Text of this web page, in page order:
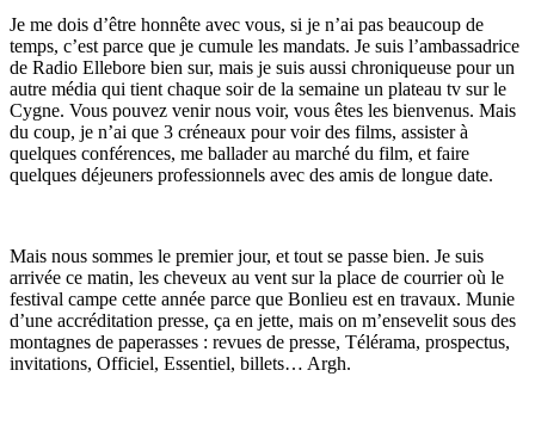
Je me dois d’être honnête avec vous, si je n’ai pas beaucoup de
temps, c’est parce que je cumule les mandats. Je suis l’ambassadrice
de Radio Ellebore bien sur, mais je suis aussi chroniqueuse pour un
autre média qui tient chaque soir de la semaine un plateau tv sur le
Cygne. Vous pouvez venir nous voir, vous êtes les bienvenus. Mais
du coup, je n’ai que 3 créneaux pour voir des films, assister à
quelques conférences, me ballader au marché du film, et faire
quelques déjeuners professionnels avec des amis de longue date.
Mais nous sommes le premier jour, et tout se passe bien. Je suis
arrivée ce matin, les cheveux au vent sur la place de courrier où le
festival campe cette année parce que Bonlieu est en travaux. Munie
d’une accréditation presse, ça en jette, mais on m’ensevelit sous des
montagnes de paperasses : revues de presse, Télérama, prospectus,
invitations, Officiel, Essentiel, billets… Argh.